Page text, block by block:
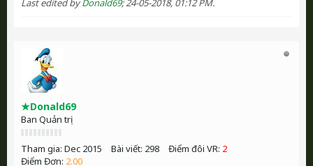
Last edited byDonald69;24-05-2018, 01:12 PM.
★Donald69
Ban Quản trị
Tham gia: Dec 2015 Bài viết: 298 Điểm đôi VR: 2
Điểm Đơn: 2.00